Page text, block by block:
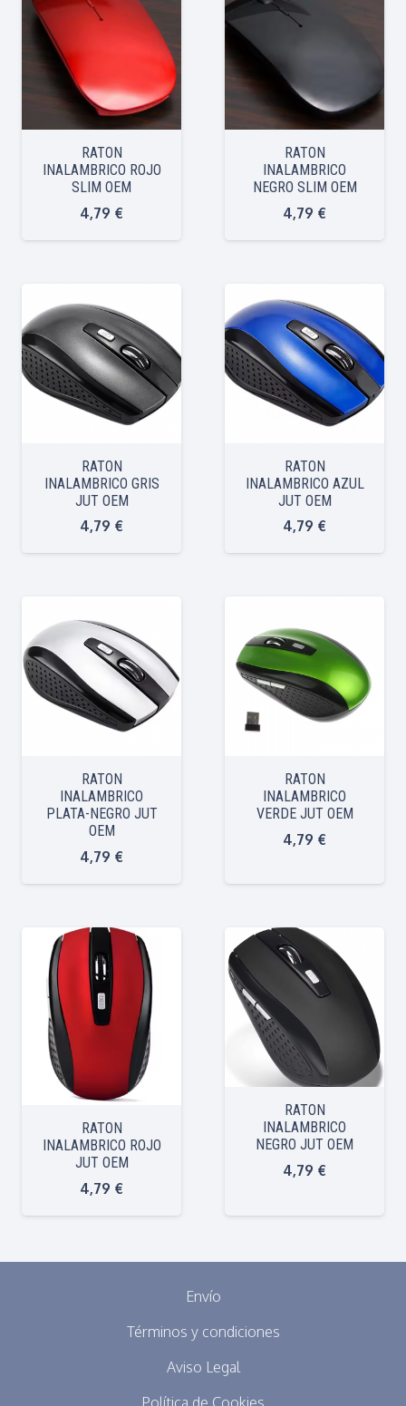
RATON
INALAMBRICO ROJO
SLIM OEM
4,79 €
RATON
INALAMBRICO
NEGRO SLIM OEM
4,79 €
RATON
INALAMBRICO GRIS
JUT OEM
4,79 €
RATON
INALAMBRICO AZUL
JUT OEM
4,79 €
RATON
INALAMBRICO
PLATA-NEGRO JUT
OEM
4,79 €
RATON
INALAMBRICO
VERDE JUT OEM
4,79 €
RATON
INALAMBRICO ROJO
JUT OEM
4,79 €
RATON
INALAMBRICO
NEGRO JUT OEM
4,79 €
Envío
Términos y condiciones
Aviso Legal